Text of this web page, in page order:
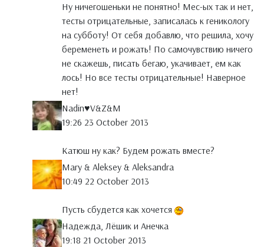
Ну ничегошеньки не понятно! Мес-ых так и нет,
тесты отрицательные, записалась к геникологу
на субботу! От себя добавлю, что решила, хочу
беременеть и рожать! По самочувствию ничего
не скажешь, писать бегаю, укачивает, ем как
лось! Но все тесты отрицательные! Наверное
нет!
Nadin♥V&Z&M
19:26 23 October 2013
Катюш ну как? Будем рожать вместе?
Mary & Aleksey & Aleksandra
10:49 22 October 2013
Пусть сбудется как хочется
Надежда, Лёшик и Анечка
19:18 21 October 2013